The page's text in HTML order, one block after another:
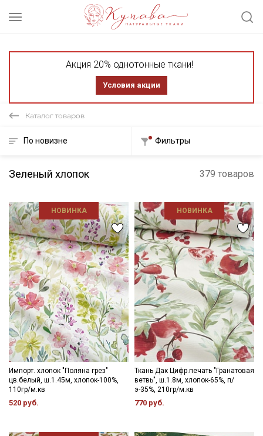
Акция 20% однотонные ткани!
Условия акции
Каталог товаров
По новизне Фильтры
Зеленый хлопок 379 товаров
НОВИНКА
Импорт. хлопок "Поляна грез"
цв.белый, ш.1.45м, хлопок-100%,
110гр/м.кв
520 руб.
НОВИНКА
Ткань Дак Цифр.печать "Гранатовая
ветвь", ш.1.8м, хлопок-65%, п/
э-35%, 210гр/м.кв
770 руб.